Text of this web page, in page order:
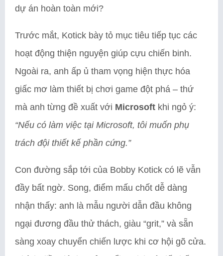
dự án hoàn toàn mới?
Trước mắt, Kotick bày tỏ mục tiêu tiếp tục các
hoạt động thiện nguyện giúp cựu chiến binh.
Ngoài ra, anh ấp ủ tham vọng hiện thực hóa
giấc mơ làm thiết bị chơi game đột phá – thứ
mà anh từng đề xuất với Microsoft khi ngỏ ý:
“Nếu có làm việc tại Microsoft, tôi muốn phụ
trách đội thiết kế phần cứng.”
Con đường sắp tới của Bobby Kotick có lẽ vẫn
đầy bất ngờ. Song, điểm mấu chốt dễ dàng
nhận thấy: anh là mẫu người dẫn đầu không
ngại đương đầu thử thách, giàu “grit,” và sẵn
sàng xoay chuyển chiến lược khi cơ hội gõ cửa.